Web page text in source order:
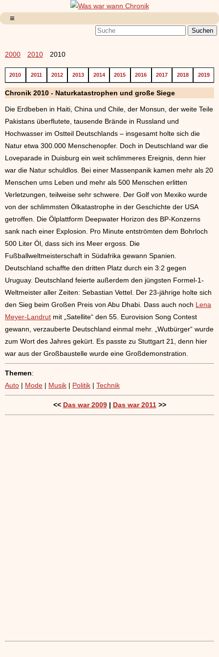
2000 2010 2010
2010 2011 2012 2013 2014 2015 2016 2017 2018 2019
Chronik 2010 - Naturkatastrophen und große Siege
Die Erdbeben in Haiti, China und Chile, der Monsun, der weite Teile
Pakistans überflutete, tausende Brände in Russland und
Hochwasser im Ostteil Deutschlands – insgesamt holte sich die
Natur etwa 300.000 Menschenopfer. Doch in Deutschland war die
Loveparade in Duisburg ein weit schlimmeres Ereignis, denn hier
war die Natur schuldlos. Bei einer Massenpanik kamen mehr als 20
Menschen ums Leben und mehr als 500 Menschen erlitten
Verletzungen, teilweise sehr schwere. Der Golf von Mexiko wurde
von der schlimmsten Ölkatastrophe in der Geschichte der USA
getroffen. Die Ölplattform Deepwater Horizon des BP-Konzerns
sank nach einer Explosion. Pro Minute entströmten dem Bohrloch
500 Liter Öl, dass sich ins Meer ergoss. Die
Fußballweltmeisterschaft in Südafrika gewann Spanien.
Deutschland schaffte den dritten Platz durch ein 3:2 gegen
Uruguay. Deutschland feierte außerdem den jüngsten Formel-1-
Weltmeister aller Zeiten: Sebastian Vettel. Der 23-jährige holte sich
den Sieg beim Großen Preis von Abu Dhabi. Dass auch noch Lena
Meyer-Landrut mit „Satellite“ den 55. Eurovision Song Contest
gewann, verzauberte Deutschland einmal mehr. „Wutbürger“ wurde
zum Wort des Jahres gekürt. Es passte zu Stuttgart 21, denn hier
war aus der Großbaustelle wurde eine Großdemonstration.
Themen:
Auto | Mode | Musik | Politik | Technik
<< Das war 2009| Das war 2011>>